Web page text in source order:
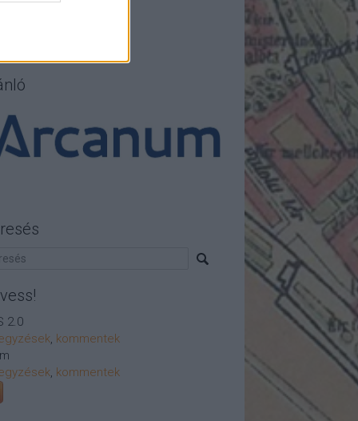
2.0
, kommentek
, kommentek